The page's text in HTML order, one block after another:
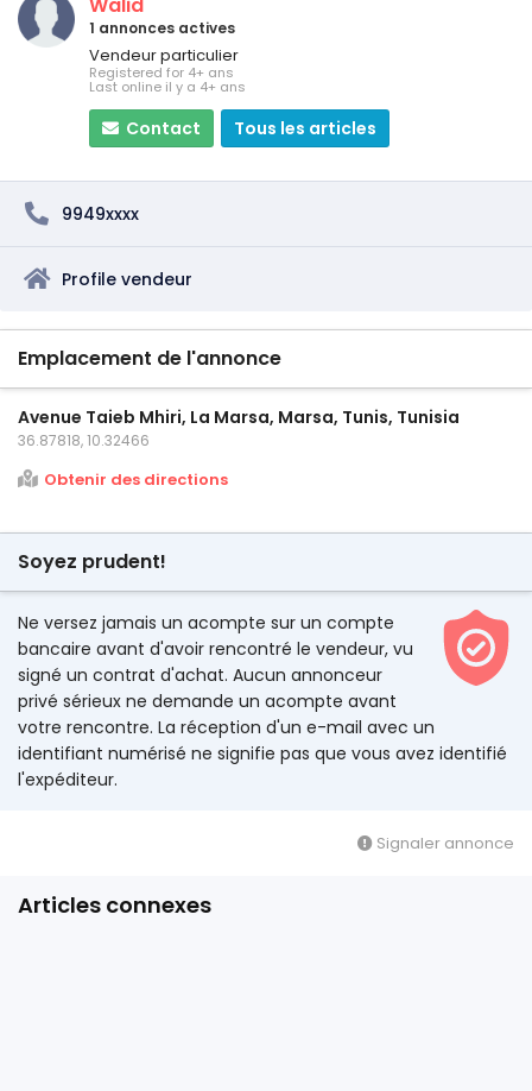
1 annonces actives
Vendeur particulier
Registered for 4+ ans
Last online il y a 4+ ans
Contact Tous les articles
9949xxxx
Profile vendeur
Emplacement de l'annonce
Avenue Taieb Mhiri, La Marsa, Marsa, Tunis, Tunisia
36.87818, 10.32466
Obtenir des directions
Soyez prudent!
Ne versez jamais un acompte sur un compte
bancaire avant d'avoir rencontré le vendeur, vu
signé un contrat d'achat. Aucun annonceur
privé sérieux ne demande un acompte avant
votre rencontre. La réception d'un e-mail avec un
identifiant numérisé ne signifie pas que vous avez identifié
l'expéditeur.
Signaler annonce
Articles connexes